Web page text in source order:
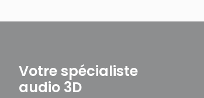
Votre spécialiste
audio 3D